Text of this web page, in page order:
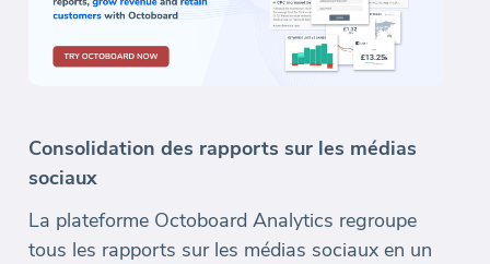
Consolidation des rapports sur les médias
sociaux
La plateforme Octoboard Analytics regroupe
tous les rapports sur les médias sociaux en un